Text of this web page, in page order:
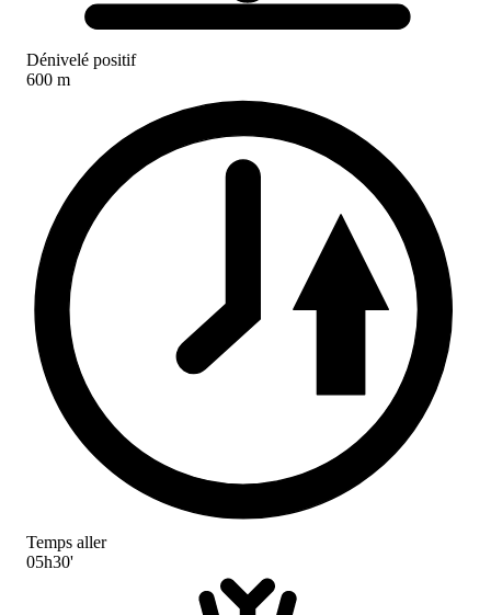
Dénivelé positif
600 m
Temps aller
05h30'